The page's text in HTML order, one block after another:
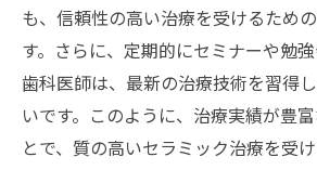
も、信頼性の高い治療を受けるため
す。さらに、定期的にセミナーや勉
歯科医師は、最新の治療技術を習得
いです。このように、治療実績が豊
とで、質の高いセラミック治療を受